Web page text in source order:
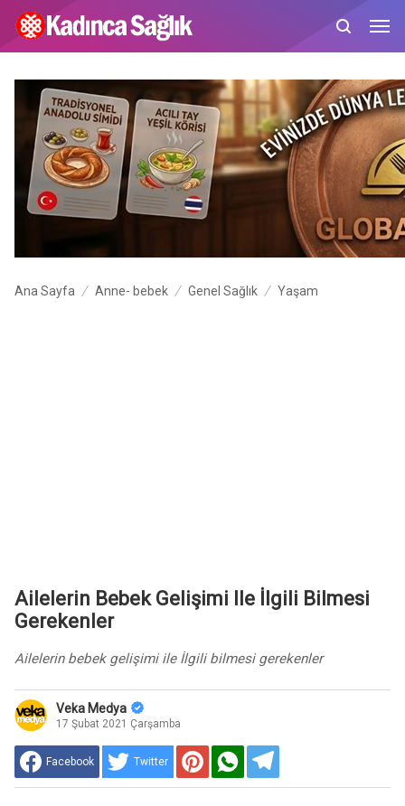
Ana Sayfa Anne- bebek Genel Sağlık Yaşam
Ailelerin Bebek Gelişimi Ile İlgili Bilmesi
Gerekenler
Ailelerin bebek gelişimi ile İlgili bilmesi gerekenler
Veka Medya
17 Şubat 2021 Çarşamba
Facebook Twitter